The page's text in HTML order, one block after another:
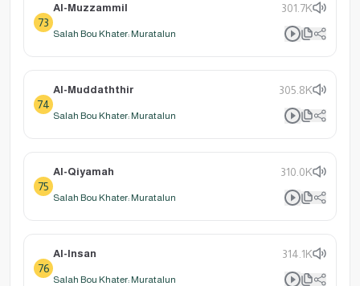
73
Al-Muzzammil 301.7K
Salah Bou Khater: Muratalun
74
Al-Muddaththir 305.8K
Salah Bou Khater: Muratalun
75
Al-Qiyamah 310.0K
Salah Bou Khater: Muratalun
76
Al-Insan 314.1K
Salah Bou Khater: Muratalun